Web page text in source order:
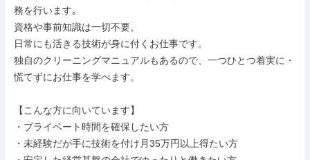
務を行います｡
資格や事前知識は一切不要。
日常にも活きる技術が身に付くお仕事です。
独自のクリーニングマニュアルもあるので、一つひとつ着実に・
慌てずにお仕事を学べます。
【こんな方に向いています】
・プライベート時間を確保したい方
・未経験だが手に技術を付け月35万円以上得たい方